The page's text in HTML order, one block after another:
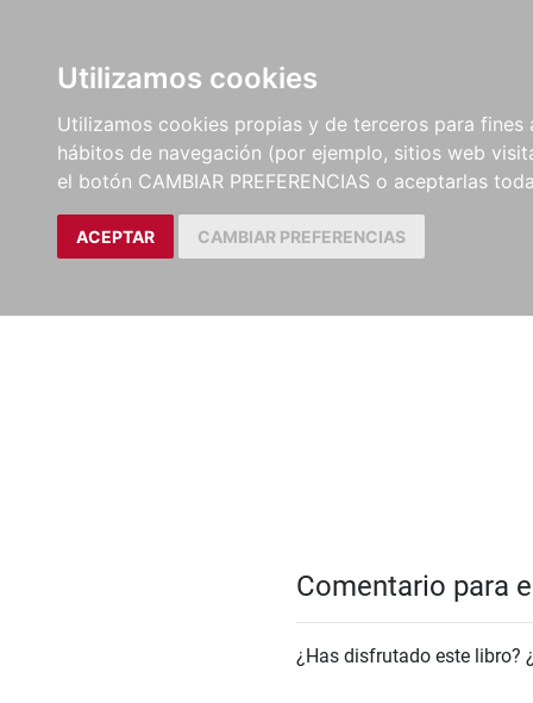
Utilizamos cookies
Utilizamos cookies propias y de terceros para
hábitos de navegación (por ejemplo, sitios web
el botón CAMBIAR PREFERENCIAS o aceptarlas
ACEPTAR CAMBIAR PREFERENCIAS
Comentario para
¿Has disfrutado este libro?